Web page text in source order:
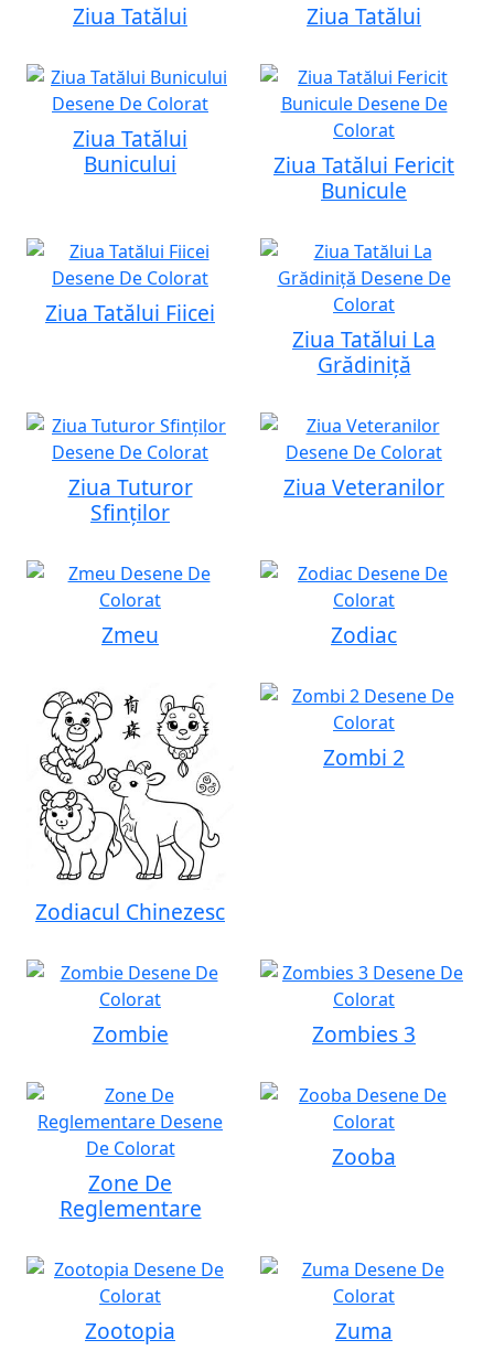
Ziua Tatălui Ziua Tatălui
Ziua Tatălui
Bunicului
Ziua Tatălui Fericit
Bunicule
Ziua Tatălui Fiicei
Ziua Tatălui La
Grădiniță
Ziua Tuturor
Sfinților
Ziua Veteranilor
Zmeu Zodiac
Zodiacul Chinezesc
Zombi 2
Zombie Zombies 3
Zone De
Reglementare
Zooba
Zootopia Zuma